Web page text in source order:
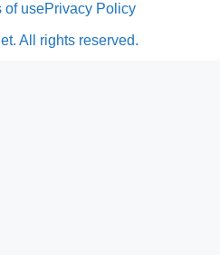
of usePrivacy Policy
All rights reserved.